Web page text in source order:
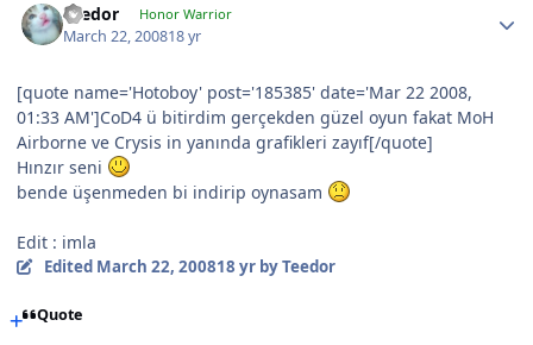
Teedor Honor Warrior
March 22, 200818 yr
[quote name='Hotoboy' post='185385' date='Mar 22 2008,
01:33 AM']CoD4 ü bitirdim gerçekden güzel oyun fakat MoH
Airborne ve Crysis in yanında grafikleri zayıf[/quote]
Hınzır seni
bende üşenmeden bi indirip oynasam
Edit : imla
Edited March 22, 200818 yrby Teedor
Quote